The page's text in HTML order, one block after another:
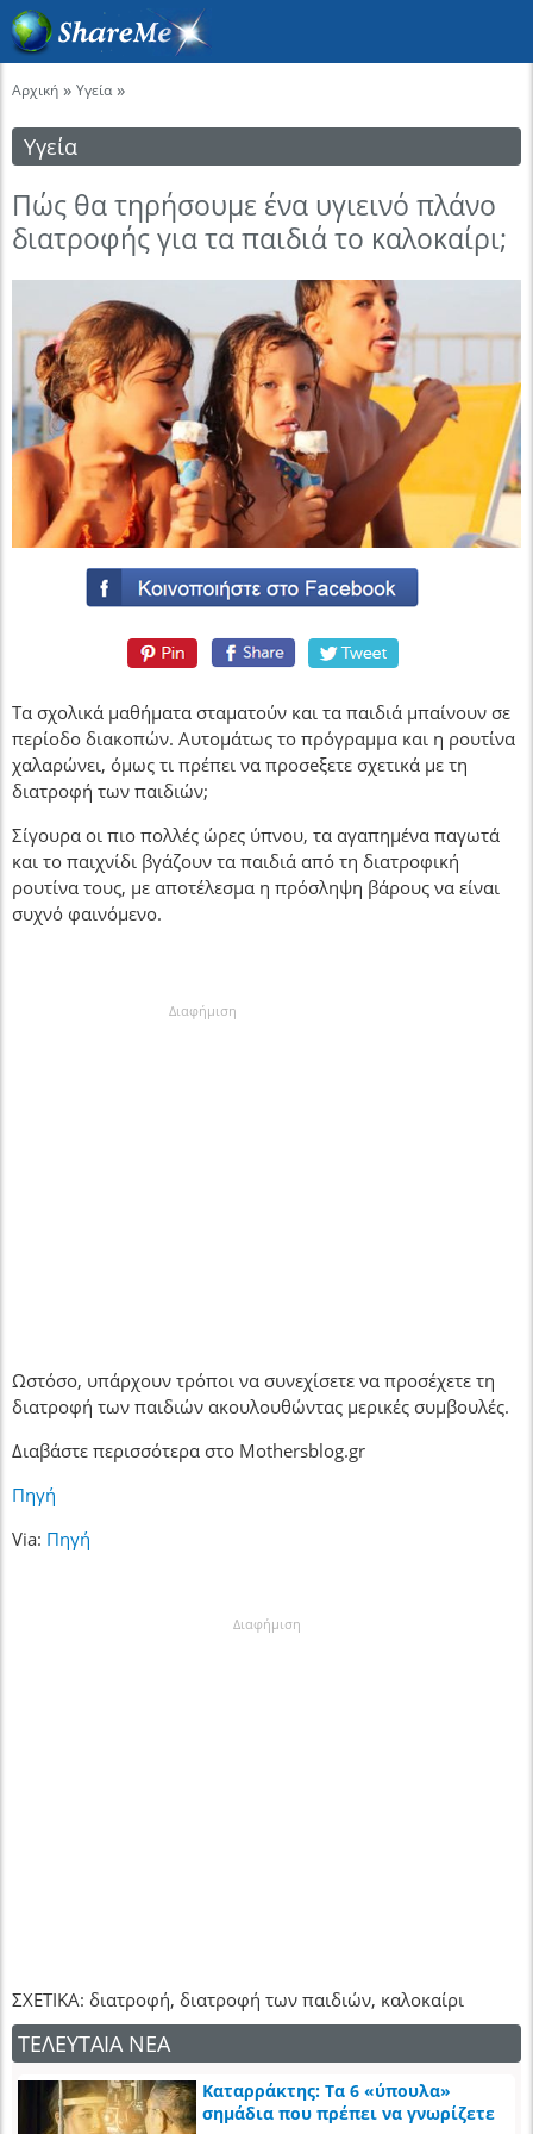
Αρχική » Υγεία »
Υγεία
Πώς θα τηρήσουμε ένα υγιεινό πλάνο
διατροφής για τα παιδιά το καλοκαίρι;
Τα σχολικά μαθήματα σταματούν και τα παιδιά μπαίνουν σε
περίοδο διακοπών. Αυτομάτως το πρόγραμμα και η ρουτίνα
χαλαρώνει, όμως τι πρέπει να προσeξετε σχετικά με τη
διατροφή των παιδιών;
Σίγουρα οι πιο πολλές ώρες ύπνου, τα αγαπημένα παγωτά
και το παιχνίδι βγάζουν τα παιδιά από τη διατροφική
ρουτίνα τους, με αποτέλεσμα η πρόσληψη βάρους να είναι
συχνό φαινόμενο.
Διαφήμιση
Ωστόσο, υπάρχουν τρόποι να συνεχίσετε να προσέχετε τη
διατροφή των παιδιών ακουλουθώντας μερικές συμβουλές.
Διαβάστε περισσότερα στο Mothersblog.gr
Πηγή
Via: Πηγή
Διαφήμιση
ΣΧΕΤΙΚΑ: διατροφή, διατροφή των παιδιών, καλοκαίρι
ΤΕΛΕΥΤΑΙΑ ΝΕΑ
Καταρράκτης: Τα 6 «ύπουλα»
σημάδια που πρέπει να γνωρίζετε